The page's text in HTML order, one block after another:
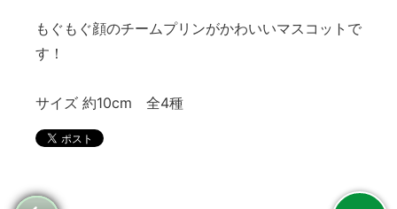
もぐもぐ顔のチームプリンがかわいいマスコットで
す！
サイズ 約10cm 全4種